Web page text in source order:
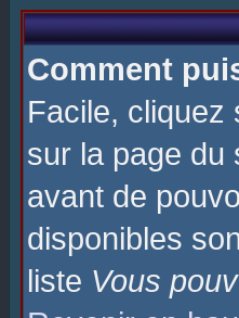
Comment
Facile,
sur la page du
avant de
disponibles
liste Vous